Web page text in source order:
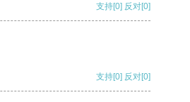
支持[0] 反对[0]
支持[0] 反对[0]